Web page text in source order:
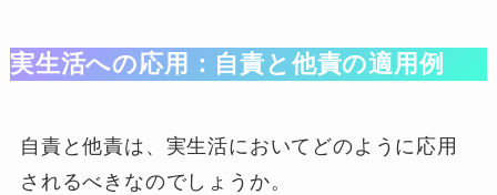
実生活への応用：自責と他責の適用例
自責と他責は、実生活においてどのように応用
されるべきなのでしょうか。